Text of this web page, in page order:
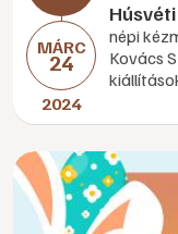
MÁRC
24
2024
népi
Kovács